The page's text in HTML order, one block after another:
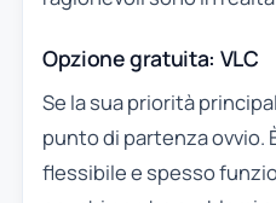
Opzione gratuita: VLC
Se la sua priorità
punto di partenza ovvio.
flessibile e spesso